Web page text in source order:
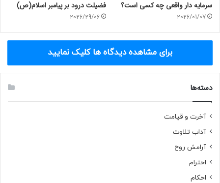
کتابهای اهل سنت
مفتی عبدی
منابع اهل سنت
مولوی درشته
وَ فِي ذلِكَ فَلْيَتَنافَسِ
وَإِذَا قَامُوا إِلَى الصَّلَاةِ
سرمایه دار واقعی چه کسی است؟
2026/01/07
فضیلت درود بر پیامبر اسلام(ص)
2026/29/06
برای مشاهده دیدگاه ها کلیک نمایید
دسته‌ها
آخرت و قیامت
آداب تلاوت
آرامش روح
احترام
احکام